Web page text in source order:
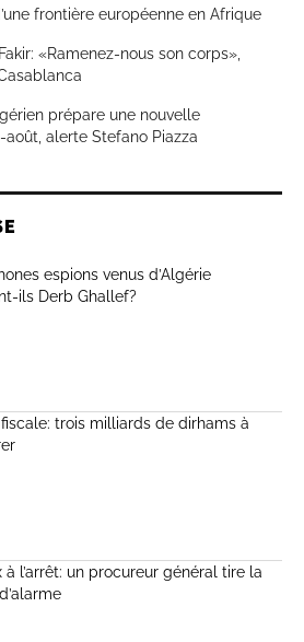
frontière européenne en Afrique
«Ramenez-nous son corps»,
prépare une nouvelle
alerte Stefano Piazza
espions venus d’Algérie
ils Derb Ghallef?
fiscale: trois milliards de dirhams à
à l’arrêt: un procureur général tire la